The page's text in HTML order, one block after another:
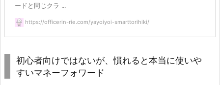
ードと同じクラ ...
https://officerin-rie.com/yayoiyoi-smarttorihiki/
初心者向けではないが、慣れると本当に使いや
すいマネーフォワード